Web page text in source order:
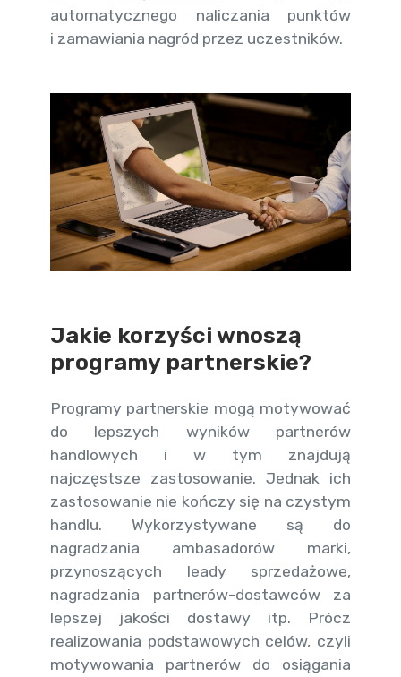
automatycznego naliczania punktów
i zamawiania nagród przez uczestników.
Jakie korzyści wnoszą
programy partnerskie?
Programy partnerskie mogą motywować
do lepszych wyników partnerów
handlowych i w tym znajdują
najczęstsze zastosowanie. Jednak ich
zastosowanie nie kończy się na czystym
handlu. Wykorzystywane są do
nagradzania ambasadorów marki,
przynoszących leady sprzedażowe,
nagradzania partnerów-dostawców za
lepszej jakości dostawy itp. Prócz
realizowania podstawowych celów, czyli
motywowania partnerów do osiągania